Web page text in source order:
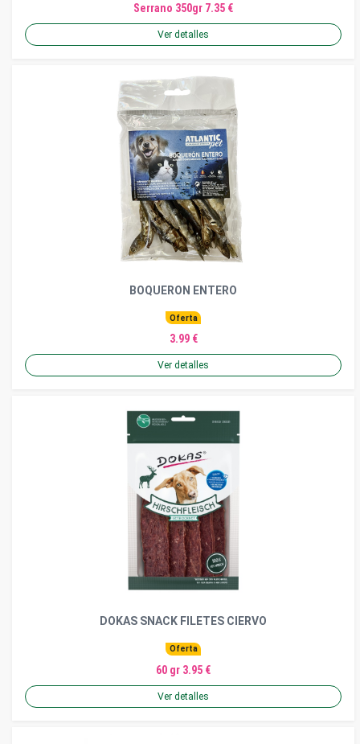
Serrano 350gr 7.35 €
Ver detalles
BOQUERON ENTERO
Oferta
3.99 €
Ver detalles
DOKAS SNACK FILETES CIERVO
Oferta
60 gr 3.95 €
Ver detalles